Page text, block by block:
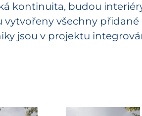
kontinuita, budou
všechny
jsou v projektu